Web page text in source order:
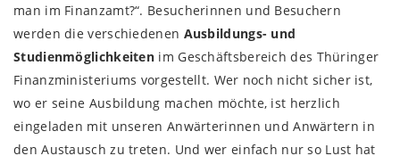
man im Finanzamt?“. Besucherinnen und Besuchern
werden die verschiedenen Ausbildungs- und
Studienmöglichkeiten im Geschäftsbereich des Thüringer
Finanzministeriums vorgestellt. Wer noch nicht sicher ist,
wo er seine Ausbildung machen möchte, ist herzlich
eingeladen mit unseren Anwärterinnen und Anwärtern in
den Austausch zu treten. Und wer einfach nur so Lust hat